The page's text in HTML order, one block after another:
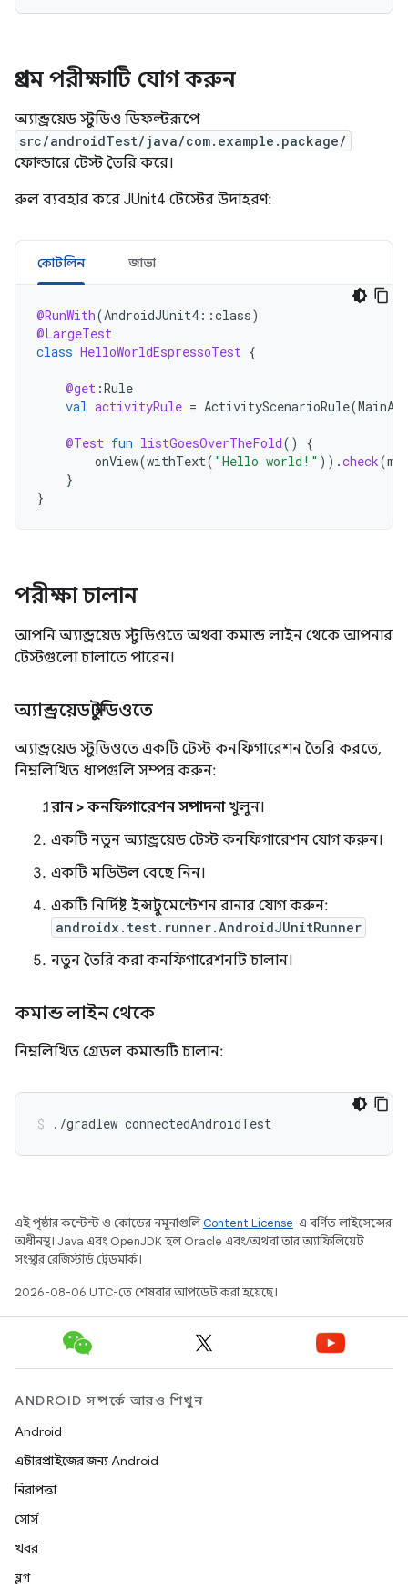
প্রথম পরীক্ষাটি যোগ করুন
অ্যান্ড্রয়েড স্টুডিও ডিফল্টরূপে
src/androidTest/java/com.example.package/
ফোল্ডারে টেস্ট তৈরি করে।
রুল ব্যবহার করে JUnit4 টেস্টের উদাহরণ:
কোটলিন জাভা
@RunWith(AndroidJUnit4 ::class)
@LargeTest
class HelloWorldEspressoTest {
@get :Rule
val activityRule = ActivityScenarioRule(
@Test fun listGoesOverTheFold()
{
onView(withText( "Hello world!" )).check(
}
}
পরীক্ষা চালান
আপনি অ্যান্ড্রয়েড স্টুডিওতে অথবা কমান্ড লাইন থেকে আপনার
টেস্টগুলো চালাতে পারেন।
অ্যান্ড্রয়েড স্টুডিওতে
অ্যান্ড্রয়েড স্টুডিওতে একটি টেস্ট কনফিগারেশন তৈরি করতে,
নিম্নলিখিত ধাপগুলি সম্পন্ন করুন:
রান > কনফিগারেশন সম্পাদনাখুলুন।
একটি নতুন অ্যান্ড্রয়েড টেস্ট কনফিগারেশন যোগ করুন।
একটি মডিউল বেছে নিন।
একটি নির্দিষ্ট ইন্সট্রুমেন্টেশন রানার যোগ করুন:
androidx.test.runner.AndroidJUnitRunner
নতুন তৈরি করা কনফিগারেশনটি চালান।
কমান্ড লাইন থেকে
নিম্নলিখিত গ্রেডল কমান্ডটি চালান:
./gradlew connectedAndroidTest
এই পৃষ্ঠার কন্টেন্ট ও কোডের নমুনাগুলিContent License-এ বর্ণিত লাইসেন্সের
অধীনস্থ। Java এবং OpenJDK হল Oracle এবং/অথবা তার অ্যাফিলিয়েট
সংস্থার রেজিস্টার্ড ট্রেডমার্ক।
2026-08-06 UTC-তে শেষবার আপডেট করা হয়েছে।
ANDROID সম্পর্কে আরও শিখুন
Android
এন্টারপ্রাইজের জন্য Android
নিরাপত্তা
সোর্স
খবর
ব্লগ